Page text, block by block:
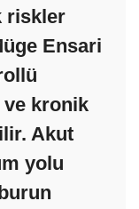
riskler
Ensari
ve kronik
Akut
yolu